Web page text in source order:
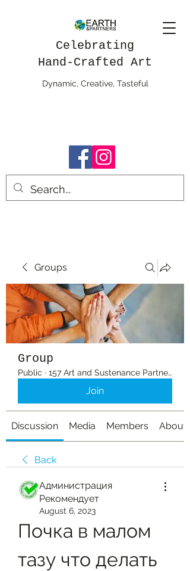
Celebrating
Hand-Crafted Art
Dynamic, Creative, Tasteful
Groups
Group
Public · 157 Art and Sustenance Partners
Join
Discussion Media Members About
Back
Администрация
Рекомендует
August 6, 2023
Почка в малом
тазу что делать